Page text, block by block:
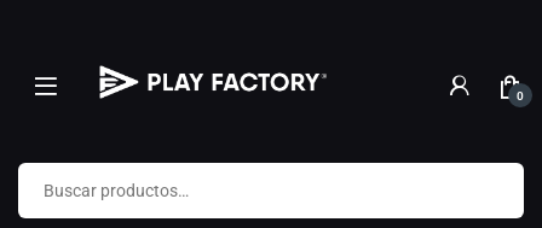
0
Buscar por: